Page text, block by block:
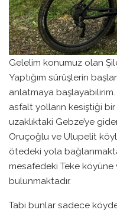
Gelelim konumuz olan
Yaptığım sürüşlerin
anlatmaya
asfalt yolların kesiştiği
uzaklıktaki Gebze’ye
Oruçoğlu ve Ulupelit
ötedeki yola
mesafedeki Teke
bulunmaktadır.
Tabi bunlar sadece